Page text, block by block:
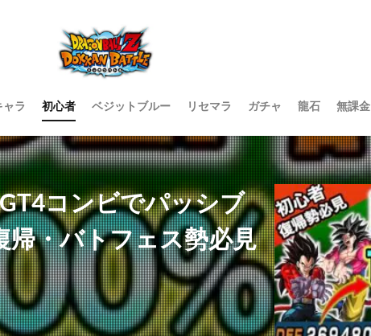
ラ 初心者 ベジットブルー リセマラ ガチャ 龍石 無課金
コンビでパッシブ
帰・バトフェス勢必見